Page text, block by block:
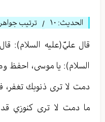
الحديث: ١٠ / ترتيب جواهر
قال عليّ(عليه السلام):
السلام): يا موسى، احفظ
دمت لا ترى ذنوبك تغفر،
ما دمت لا ترى كنوزي